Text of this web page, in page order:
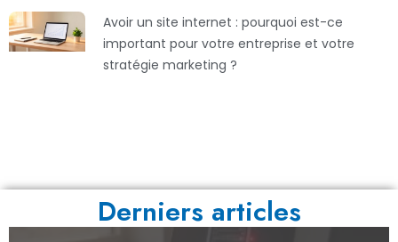
Avoir un site internet : pourquoi est-ce
important pour votre entreprise et votre
stratégie marketing ?
Derniers articles